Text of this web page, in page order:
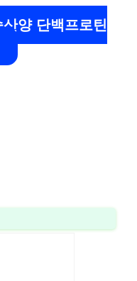
양 단백프로틴